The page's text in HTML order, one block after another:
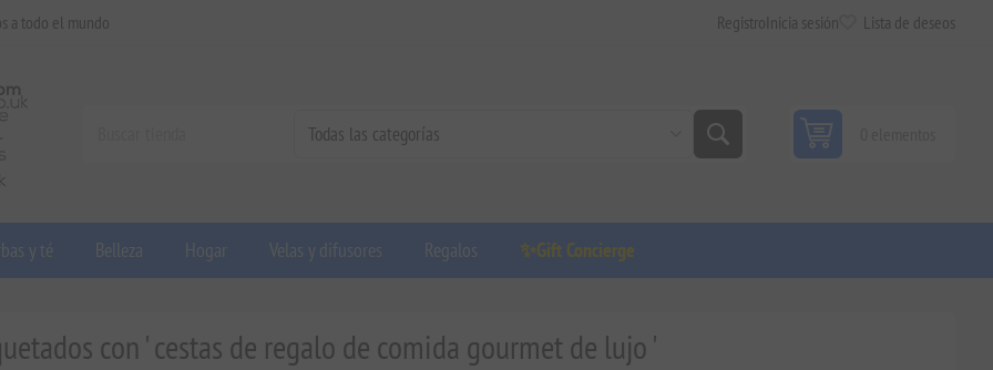
a todo el mundo Registro Inicia sesión Lista de deseos
y té Belleza Hogar Velas y difusores Regalos ✨Gift Concierge
con ' cestas de regalo de comida gourmet de lujo '